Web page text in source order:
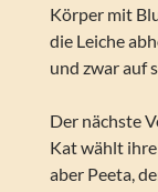
Körper mit
die Leiche
und zwar auf
Der nächste
Kat wählt
aber Peeta,